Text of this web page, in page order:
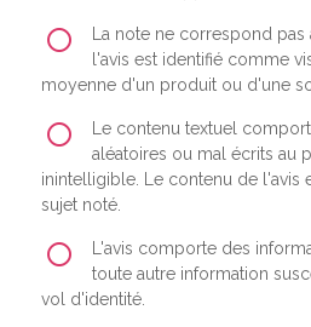
La note ne correspond
l'avis est identifié comme
moyenne d'un produit ou d'une
Le contenu textuel
aléatoires ou mal écrits au
inintelligible. Le contenu de l'avis
sujet noté.
L'avis comporte des
toute autre information
vol d'identité.